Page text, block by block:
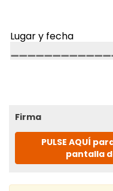
Lugar y fecha
Firma
PULSE AQUÍ
pantalla